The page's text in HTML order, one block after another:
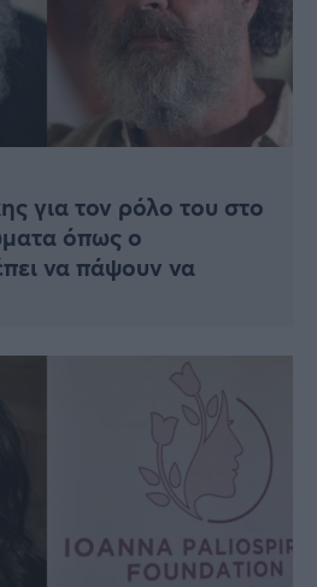
για τον ρόλο του στο
όπως ο
να πάψουν να